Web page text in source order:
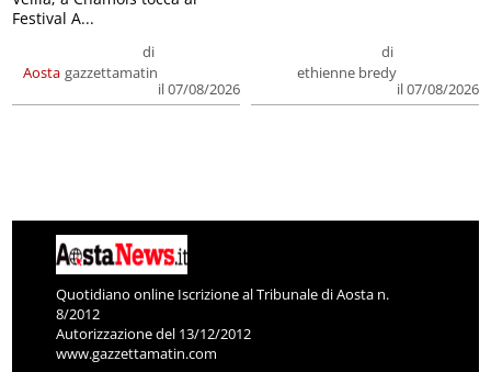
Aosta
di
gazzettamatin
il 07/08/2026
Festival A...
di
ethienne bredy
il 07/08/2026
Quotidiano online Iscrizione al Tribunale di Aosta n.
8/2012
Autorizzazione del 13/12/2012
www.gazzettamatin.com